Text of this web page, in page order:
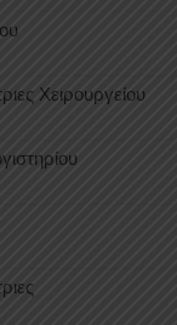
Χειρουργείου